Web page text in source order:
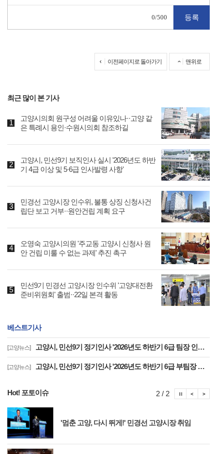
0/500
이전페이지로 돌아가기 맨위로
최근 많이 본 기사
고양시의회 원구성 어려울 이유있나··고양 같
은 특례시 용인·수원시의회 참조하길
고양시, 민선9기 보직인사 실시 '2026년도 하반
기 4급 이상 및 5·6급 인사발령 사항'
민경선 고양시장 인수위, 불통 상징 신청사건
립단 보고 거부··원안건립 계획 요구
오영숙 고양시의원 '주교동 고양시 신청사 원
안 건립 미룰 수 없는 과제' 추진 촉구
민선9기 민경선 고양시장 인수위 '고양대전환
준비위원회' 출범··22일 본격 활동
베스트기사
[고양뉴스] 고양시, 민선9기 정기인사 '2026년도 하반기 6급 팀장 인사발령 사항'
[고양뉴스] 고양시, 민선9기 정기인사 '2026년도 하반기 6급 부팀장 이하 인사발령 사항'
Hot! 포토이슈
'멈춘 고양, 다시 뛰게!' 민경선 고양시장 취임
2 / 2 포
포토이